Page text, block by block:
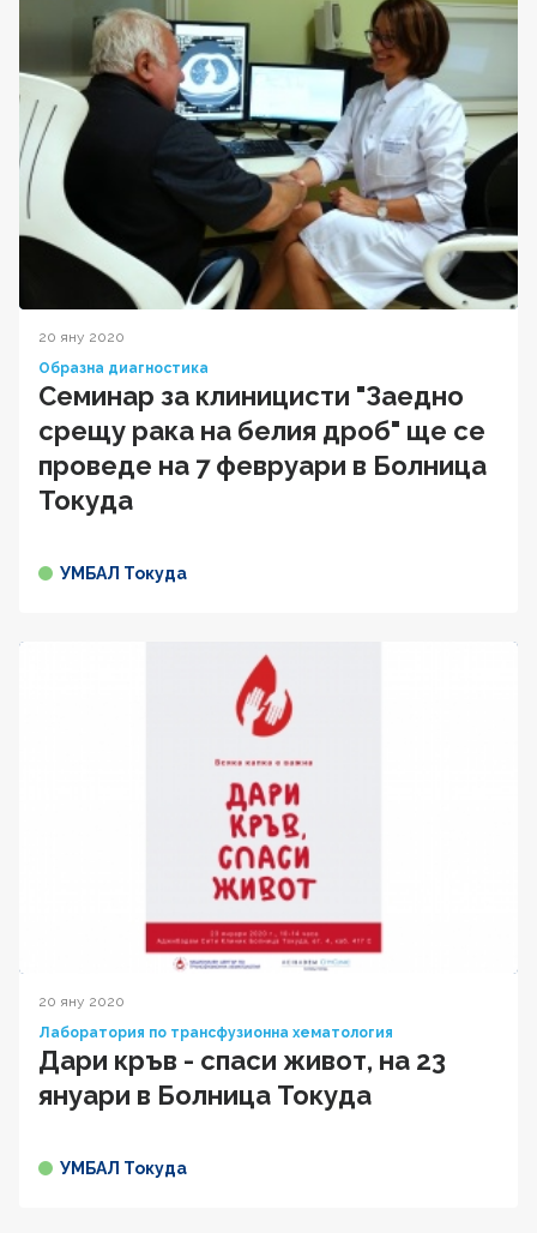
20 яну 2020
Образна диагностика
Семинар за клиницисти "Заедно
срещу рака на белия дроб" ще се
проведе на 7 февруари в Болница
Токуда
УМБАЛ Токуда
20 яну 2020
Лаборатория по трансфузионна хематология
Дари кръв - спаси живот, на 23
януари в Болница Токуда
УМБАЛ Токуда